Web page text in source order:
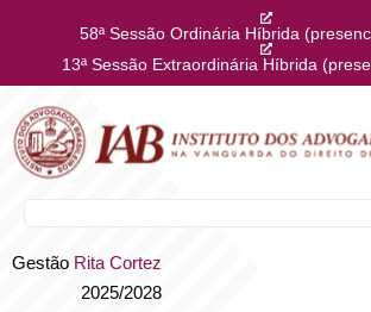
58ª Sessão Ordinária Híbrida
13ª Sessão Extraordinária Híbrida
Gestão Rita Cortez
2025/2028